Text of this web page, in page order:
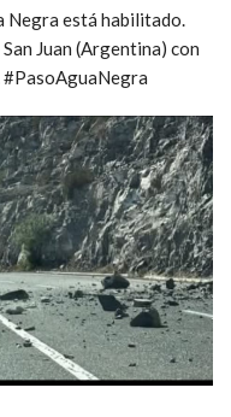
Negra está habilitado.
Juan (Argentina) con
#PasoAguaNegra